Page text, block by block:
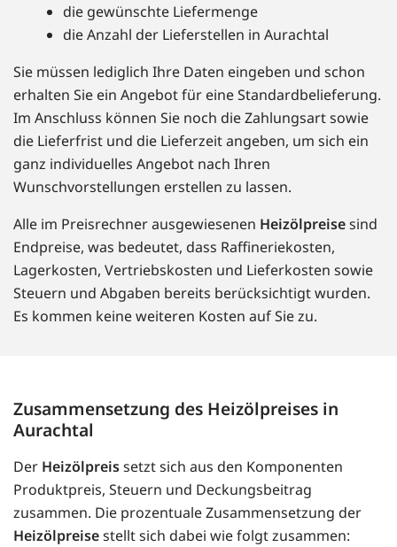
die gewünschte Liefermenge
die Anzahl der Lieferstellen in Aurachtal
Sie müssen lediglich Ihre Daten eingeben und schon
erhalten Sie ein Angebot für eine Standardbelieferung.
Im Anschluss können Sie noch die Zahlungsart sowie
die Lieferfrist und die Lieferzeit angeben, um sich ein
ganz individuelles Angebot nach Ihren
Wunschvorstellungen erstellen zu lassen.
Alle im Preisrechner ausgewiesenen Heizölpreisesind
Endpreise, was bedeutet, dass Raffineriekosten,
Lagerkosten, Vertriebskosten und Lieferkosten sowie
Steuern und Abgaben bereits berücksichtigt wurden.
Es kommen keine weiteren Kosten auf Sie zu.
Zusammensetzung des Heizölpreises in
Aurachtal
Der Heizölpreissetzt sich aus den Komponenten
Produktpreis, Steuern und Deckungsbeitrag
zusammen. Die prozentuale Zusammensetzung der
Heizölpreisestellt sich dabei wie folgt zusammen: